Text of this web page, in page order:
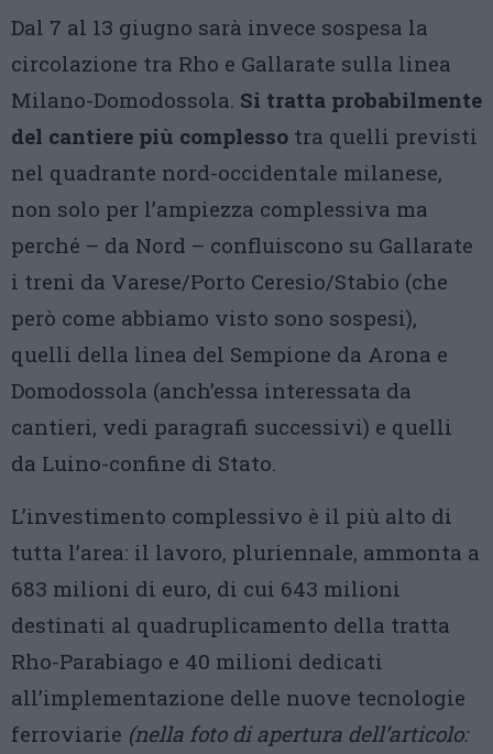
Dal 7 al 13 giugno sarà invece sospesa la
circolazione tra Rho e Gallarate sulla linea
Milano-Domodossola. Si tratta probabilmente
del cantiere più complesso tra quelli previsti
nel quadrante nord-occidentale milanese,
non solo per l’ampiezza complessiva ma
perché – da Nord – confluiscono su Gallarate
i treni da Varese/Porto Ceresio/Stabio (che
però come abbiamo visto sono sospesi),
quelli della linea del Sempione da Arona e
Domodossola (anch’essa interessata da
cantieri, vedi paragrafi successivi) e quelli
da Luino-confine di Stato.
L’investimento complessivo è il più alto di
tutta l’area: il lavoro, pluriennale, ammonta a
683 milioni di euro, di cui 643 milioni
destinati al quadruplicamento della tratta
Rho-Parabiago e 40 milioni dedicati
all’implementazione delle nuove tecnologie
ferroviarie (nella foto di apertura dell’articolo: